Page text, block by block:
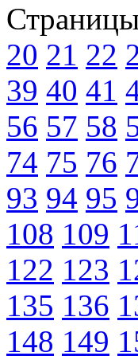
20 21 22
39 40 41
56 57 58
74 75 76
93 94 95
108 109
122 123
135 136
148 149